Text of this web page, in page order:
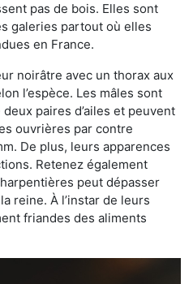
pas de bois. Elles sont
galeries partout où elles
en France.
noirâtre avec un thorax aux
l’espèce. Les mâles sont
paires d’ailes et peuvent
ouvrières par contre
De plus, leurs apparences
Retenez également
peut dépasser
reine. À l’instar de leurs
friandes des aliments